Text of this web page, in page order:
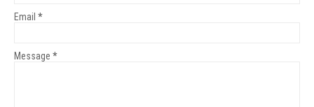
Email *
Message *